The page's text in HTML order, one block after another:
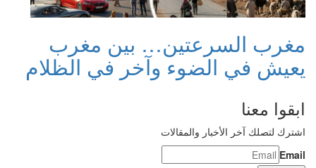
مغرب السرعتين… بين مغرب
يعيش في الضوء وآخر في الظلام
ابقوا معنا
اشترك لتصلك آخر الأخبار والمقالات
Email